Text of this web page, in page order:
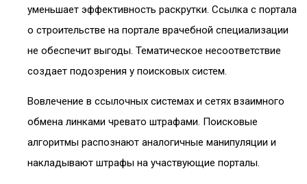
уменьшает эффективность раскрутки. Ссылка с портала
о строительстве на портале врачебной специализации
не обеспечит выгоды. Тематическое несоответствие
создает подозрения у поисковых систем.
Вовлечение в ссылочных системах и сетях взаимного
обмена линками чревато штрафами. Поисковые
алгоритмы распознают аналогичные манипуляции и
накладывают штрафы на участвующие порталы.